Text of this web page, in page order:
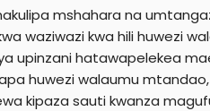
mshahara na
waziwazi kwa hili huwezi
upinzani hatawapelekea
huwezi walaumu
kipaza sauti kwanza